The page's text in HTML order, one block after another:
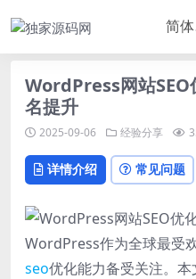
WordPress网站SEO
名提升
2025-09-06 经验分享
详情介绍 常见问题
WordPress作为全球最受
seo优化能力备受关注。本